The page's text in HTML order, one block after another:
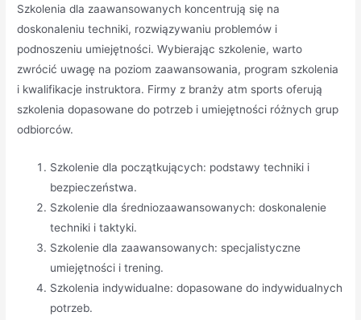
Szkolenia dla zaawansowanych koncentrują się na
doskonaleniu techniki, rozwiązywaniu problemów i
podnoszeniu umiejętności. Wybierając szkolenie, warto
zwrócić uwagę na poziom zaawansowania, program szkolenia
i kwalifikacje instruktora. Firmy z branży atm sports oferują
szkolenia dopasowane do potrzeb i umiejętności różnych grup
odbiorców.
Szkolenie dla początkujących: podstawy techniki i
bezpieczeństwa.
Szkolenie dla średniozaawansowanych: doskonalenie
techniki i taktyki.
Szkolenie dla zaawansowanych: specjalistyczne
umiejętności i trening.
Szkolenia indywidualne: dopasowane do indywidualnych
potrzeb.